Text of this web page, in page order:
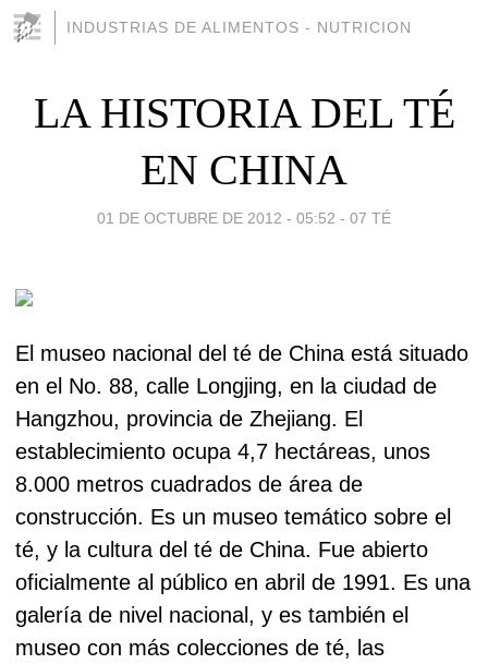
INDUSTRIAS DE ALIMENTOS - NUTRICION
LA HISTORIA DEL TÉ
EN CHINA
01 DE OCTUBRE DE 2012 - 05:52 - 07 TÉ
El museo nacional del té de China está situado
en el No. 88, calle Longjing, en la ciudad de
Hangzhou, provincia de Zhejiang. El
establecimiento ocupa 4,7 hectáreas, unos
8.000 metros cuadrados de área de
construcción. Es un museo temático sobre el
té, y la cultura del té de China. Fue abierto
oficialmente al público en abril de 1991. Es una
galería de nivel nacional, y es también el
museo con más colecciones de té, las